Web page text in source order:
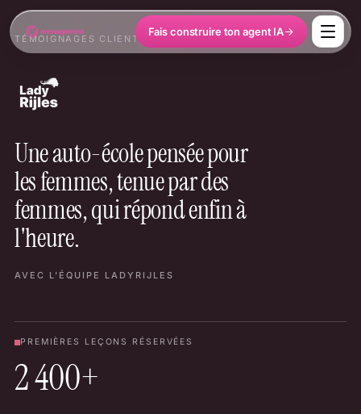
Fais construire ton agent IA
TÉMOIGNAGES CLIENTS › LADYRIJLES
Une auto-école pensée pour
les femmes, tenue par des
femmes, qui répond enfin à
l'heure.
AVEC L'ÉQUIPE LADYRIJLES
PREMIÈRES LEÇONS RÉSERVÉES
2 400+